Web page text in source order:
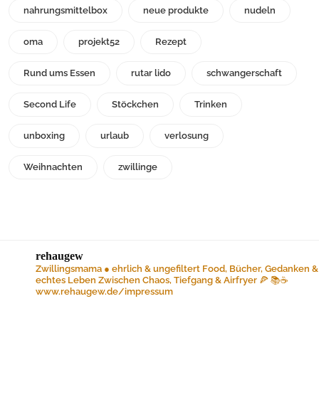
nahrungsmittelbox neue produkte nudeln
oma projekt52 Rezept
Rund ums Essen rutar lido schwangerschaft
Second Life Stöckchen Trinken
unboxing urlaub verlosung
Weihnachten zwillinge
rehaugew
Zwillingsmama ● ehrlich & ungefiltert Food, Bücher, Gedanken &
echtes Leben Zwischen Chaos, Tiefgang & Airfryer 🍕 📚☕️
www.rehaugew.de/impressum